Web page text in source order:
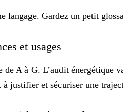
langage. Gardez un petit
et usages
A à G. L’audit
justifier et sécuriser une